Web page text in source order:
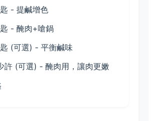
- 提鹹增色
- 醃肉+嗆鍋
(可選) - 平衡鹹味
許 (可選) - 醃肉用，讓肉更嫩